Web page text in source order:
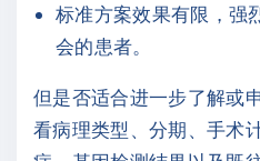
标准方案效果有限，强
会的患者。
但是否适合进一步了解或
看病理类型、分期、手术